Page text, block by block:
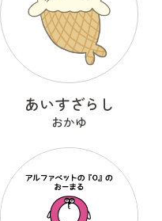
あいすざらし
おかゆ